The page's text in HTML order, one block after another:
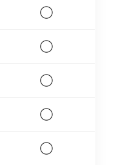
◯
◯
◯
◯
◯